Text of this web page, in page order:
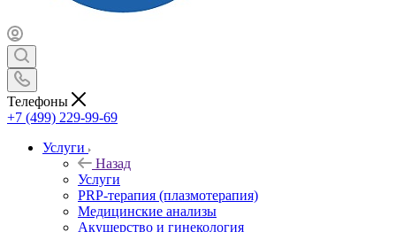
Телефоны
+7 (499) 229-99-69
Услуги
Назад
Услуги
PRP-терапия (плазмотерапия)
Медицинские анализы
Акушерство и гинекология